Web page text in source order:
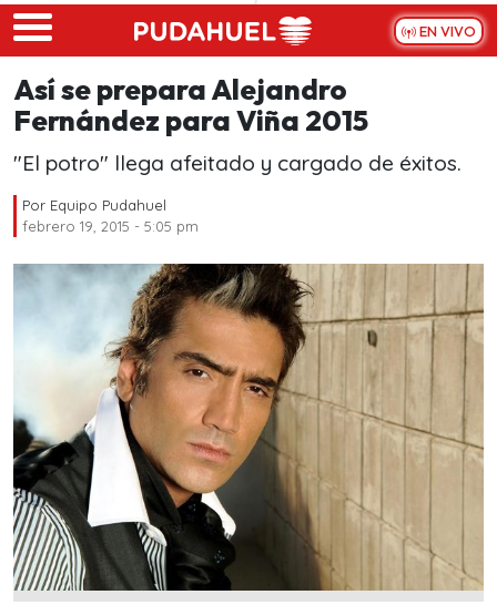
Skip to main content
EN VIVO
Así se prepara Alejandro
Fernández para Viña 2015
"El potro" llega afeitado y cargado de éxitos.
Por Equipo Pudahuel
febrero 19, 2015 - 5:05 pm